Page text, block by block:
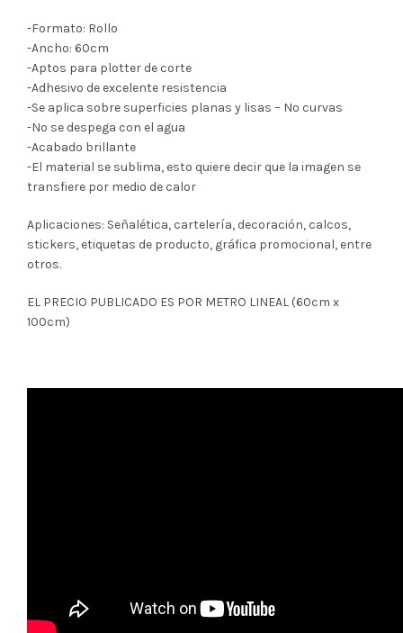
-Formato: Rollo
-Ancho: 60cm
-Aptos para plotter de corte
-Adhesivo de excelente resistencia
-Se aplica sobre superficies planas y lisas – No curvas
-No se despega con el agua
-Acabado brillante
-El material se sublima, esto quiere decir que la imagen se
transfiere por medio de calor
Aplicaciones: Señalética, cartelería, decoración, calcos,
stickers, etiquetas de producto, gráfica promocional, entre
otros.
EL PRECIO PUBLICADO ES POR METRO LINEAL (60cm x
100cm)